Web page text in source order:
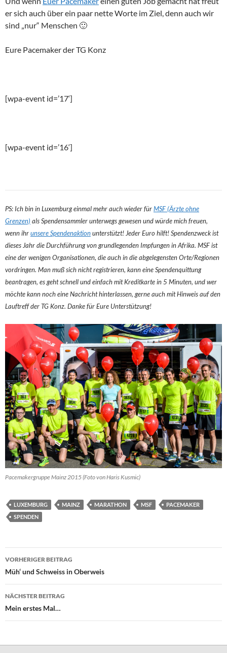
er sich auch über ein paar nette Worte im Ziel, denn auch wir
sind „nur“ Menschen 🙂
Eure Pacemaker der TG Konz
[wpa-event id=’17‘]
[wpa-event id=’16‘]
PS: Ich bin in Luxemburg einmal mehr auch wieder fürMSF (Ärzte ohne
Grenzen) als Spendensammler unterwegs gewesen und würde mich freuen,
wenn ihrunsere Spendenaktionunterstützt! Jeder Euro hilft! Spendenzweck ist
dieses Jahr die Durchführung von grundlegenden Impfungen in Afrika. MSF ist
eine der wenigen Organisationen, die auch in die abgelegensten Orte/Regionen
vordringen. Man muß sich nicht registrieren, kann eine Spendenquittung
beantragen, es geht schnell und einfach mit Kreditkarte in 5 Minuten, und wer
möchte kann noch eine Nachricht hinterlassen, gerne auch mit Hinweis auf den
Lauftreff der TG Konz. Danke für Eure Unterstützung!
Pacemakergruppe Mainz 2015 (Foto von Haris Kusmic)
LUXEMBURG MAINZ MARATHON MSF
PACEMAKER
SPENDEN
Beitragsnavigation
VORHERIGER BEITRAG
Müh‘ und Schweiss in Oberweis
NÄCHSTER BEITRAG
Mein erstes Mal…